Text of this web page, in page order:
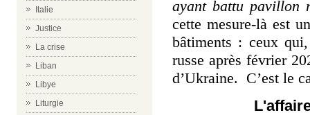
Italie
Justice
La crise
Liban
Libye
Liturgie
ayant battu pavillon
cette mesure-là est
bâtiments : ceux
russe après février
d’Ukraine. C’est le